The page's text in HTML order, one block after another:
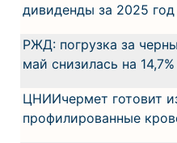
дивиденды за 2025 год
РЖД: погрузка за
май снизилась на 14,7%
ЦНИИчермет готовит
профилированные